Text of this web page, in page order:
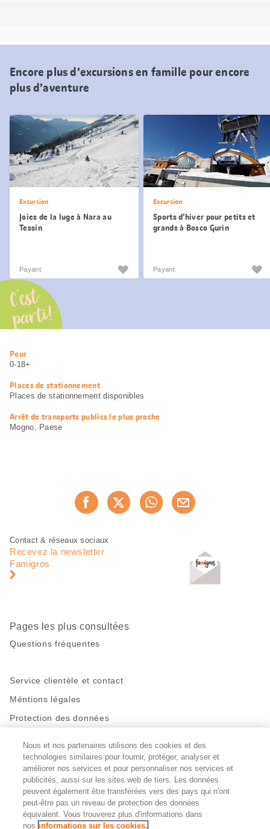
Encore plus d’excursions en famille pour encore
plus d’aventure
Excursion
Joies de la luge à Nara au
Tessin
Payant
Excursion
Sports d’hiver pour petits et
grands à Bosco Gurin
Payant
C’est
parti!
Informations
utiles
Pour
0-18+
Places de stationnement
Places de stationnement disponibles
Arrêt de transports publics le plus proche
Mogno, Paese
Recommander maintenant
Pied
page
Navigation
pied
Contact & réseaux sociaux
Recevez la newsletter
Famigros
Pages les plus consultées
Questions fréquentes
Service clientèle et contact
Méntions légales
Protection des données
Restez en contact!
Facebook
http://twitter.com/migros
https://www.youtube.com/user/
PinterestInstagram
Paramètres des cookies
Nous et nos partenaires utilisons des cookies et des
technologies similaires pour fournir, protéger, analyser et
améliorer nos services et pour personnaliser nos services et
publicités, aussi sur les sites web de tiers. Les données
peuvent également être transférées vers des pays qui n'ont
peut-être pas un niveau de protection des données
équivalent. Vous trouverez plus d'informations dans
nos informations sur les cookies.